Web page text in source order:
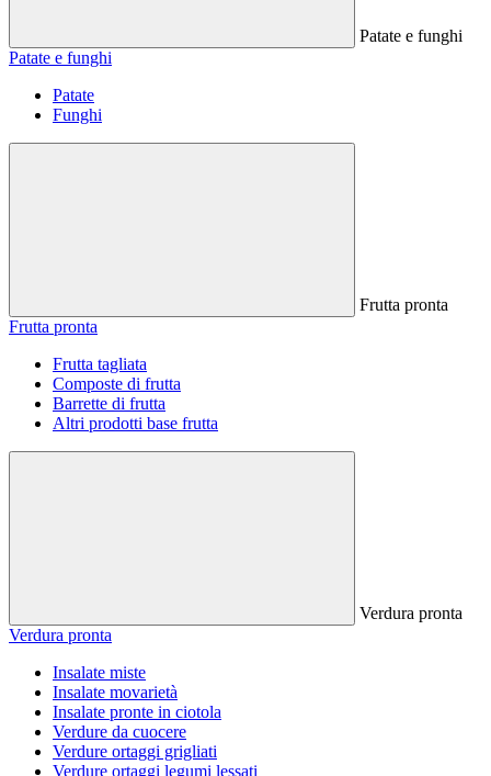
Patate e funghi
Patate e funghi
Patate
Funghi
Frutta pronta
Frutta pronta
Frutta tagliata
Composte di frutta
Barrette di frutta
Altri prodotti base frutta
Verdura pronta
Verdura pronta
Insalate miste
Insalate movarietà
Insalate pronte in ciotola
Verdure da cuocere
Verdure ortaggi grigliati
Verdure ortaggi legumi lessati